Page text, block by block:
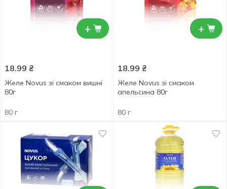
+
18.99 ₴
Желе Novus зі смаком вишні
80г
80 г
+
18.99 ₴
Желе Novus зі смаком
апельсина 80г
80 г